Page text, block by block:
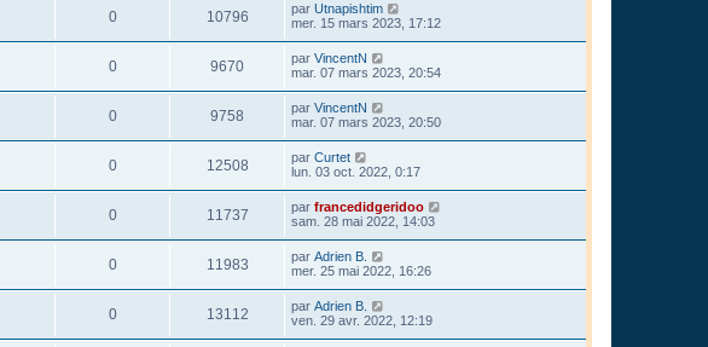
0 10796 par Utnapishtim
mer. 15 mars 2023, 17:12
0 9670 par VincentN
mar. 07 mars 2023, 20:54
0 9758 par VincentN
mar. 07 mars 2023, 20:50
0 12508 par Curtet
lun. 03 oct. 2022, 0:17
0 11737 par francedidgeridoo
sam. 28 mai 2022, 14:03
0 11983 par Adrien B.
mer. 25 mai 2022, 16:26
0 13112 par Adrien B.
ven. 29 avr. 2022, 12:19